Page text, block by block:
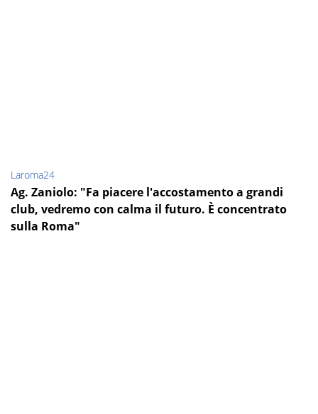
Laroma24
Ag. Zaniolo: "Fa piacere l'accostamento a grandi
club, vedremo con calma il futuro. È concentrato
sulla Roma"